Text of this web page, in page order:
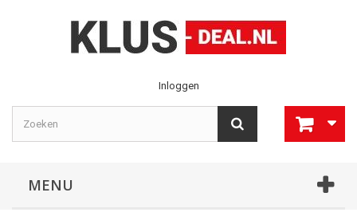
Inloggen
MENU